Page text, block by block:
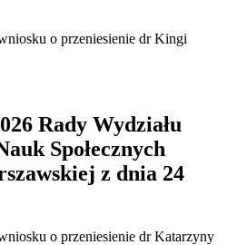
o przeniesienie dr Kingi
Rady Wydziału
Społecznych
z dnia 24
o przeniesienie dr Katarzyny